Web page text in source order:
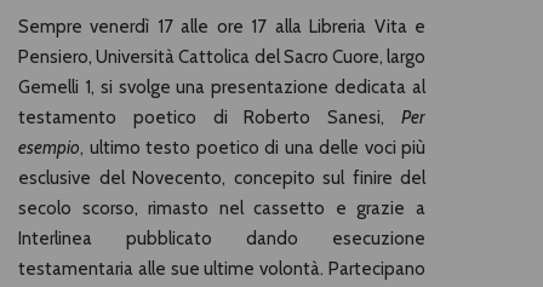
Sempre venerdì 17 alle ore 17 alla Libreria Vita e
Pensiero, Università Cattolica del Sacro Cuore, largo
Gemelli 1, si svolge una presentazione dedicata al
testamento poetico di Roberto Sanesi,
Per
esempio, ultimo testo poetico di una delle voci più
esclusive del Novecento, concepito sul finire del
secolo scorso, rimasto nel cassetto e grazie a
Interlinea pubblicato dando esecuzione
testamentaria alle sue ultime volontà. Partecipano